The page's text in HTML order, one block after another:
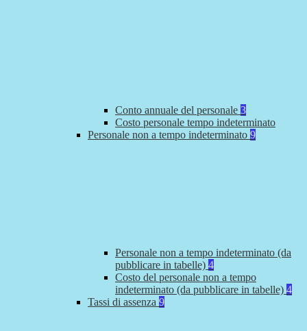
Conto annuale del personale 3
Costo personale tempo indeterminato
Personale non a tempo indeterminato 9
Personale non a tempo indeterminato (da
pubblicare in tabelle) 4
Costo del personale non a tempo
indeterminato (da pubblicare in tabelle) 4
Tassi di assenza 9